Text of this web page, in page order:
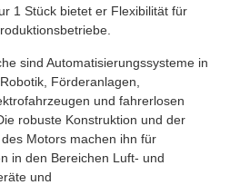
1 Stück bietet er Flexibilität für
sind Automatisierungssysteme in
Förderanlagen,
und fahrerlosen
robuste Konstruktion und der
Motors machen ihn für
in den Bereichen Luft- und
und